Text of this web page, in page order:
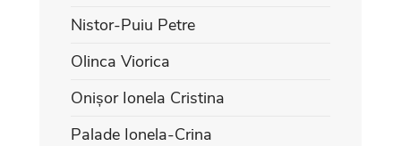
Nistor-Puiu Petre
Olinca Viorica
Onișor Ionela Cristina
Palade Ionela-Crina